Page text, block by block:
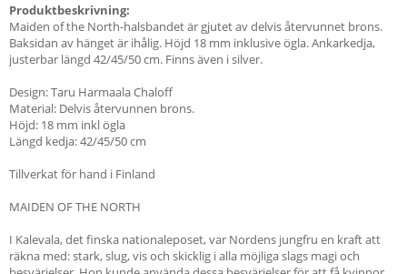
Produktbeskrivning:
Maiden of the North-halsbandet är gjutet av delvis återvunnet brons.
Baksidan av hänget är ihålig. Höjd 18 mm inklusive ögla. Ankarkedja,
justerbar längd 42/45/50 cm. Finns även i silver.
Design: Taru Harmaala Chaloff
Material: Delvis återvunnen brons.
Höjd: 18 mm inkl ögla
Längd kedja: 42/45/50 cm
Tillverkat för hand i Finland
MAIDEN OF THE NORTH
I Kalevala, det finska nationaleposet, var Nordens jungfru en kraft att
räkna med: stark, slug, vis och skicklig i alla möjliga slags magi och